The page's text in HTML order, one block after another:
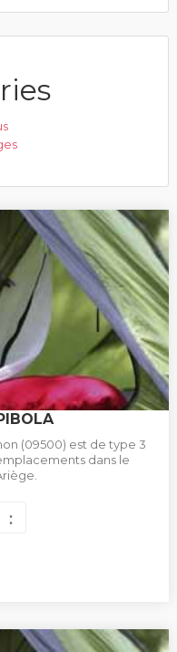
(09500) est de type 3
dans le